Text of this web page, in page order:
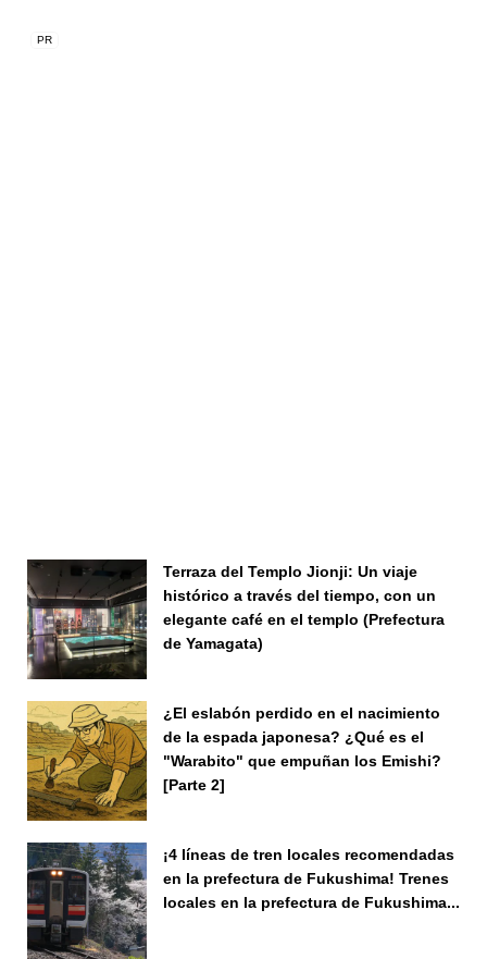
Terraza del Templo Jionji: Un viaje
histórico a través del tiempo, con un
elegante café en el templo (Prefectura
de Yamagata)
¿El eslabón perdido en el nacimiento
de la espada japonesa? ¿Qué es el
"Warabito" que empuñan los Emishi?
[Parte 2]
¡4 líneas de tren locales recomendadas
en la prefectura de Fukushima! Trenes
locales en la prefectura de Fukushima...